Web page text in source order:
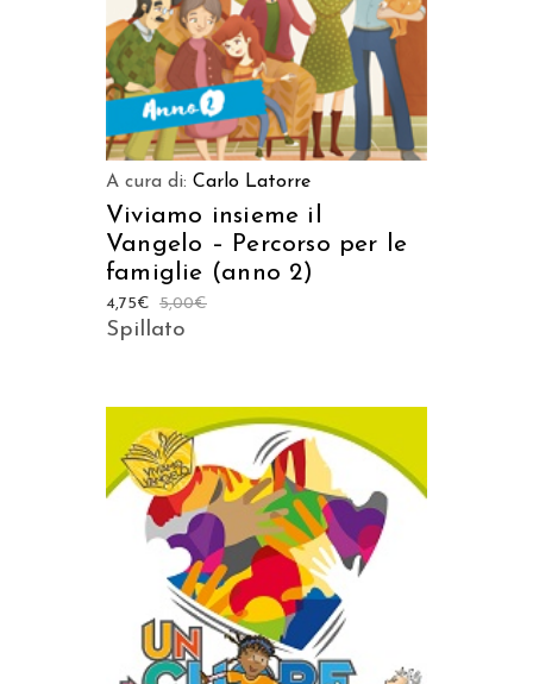
A cura di: Carlo Latorre
Viviamo insieme il
Vangelo – Percorso per le
famiglie (anno 2)
5,00€
4,75€
Spillato
AGGIUNGI AL CARRELLO